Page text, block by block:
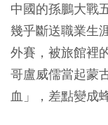
中國的孫鵬大戰
幾乎斷送職業生
外賽，被旅館裡
哥盧威儒當起蒙
血」，差點變成